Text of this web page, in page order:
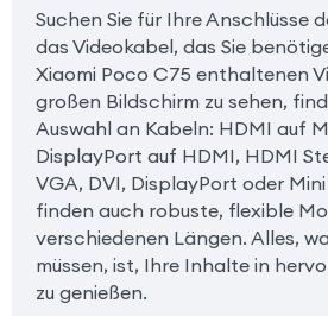
Suchen Sie für Ihre Anschlüsse
das Videokabel, das Sie
Xiaomi Poco C75 enthaltenen
großen Bildschirm zu sehen,
Auswahl an Kabeln: HDMI auf
DisplayPort auf HDMI, HDMI
VGA, DVI, DisplayPort oder
finden auch robuste, flexible
verschiedenen Längen. Alles,
müssen, ist, Ihre Inhalte in
zu genießen.